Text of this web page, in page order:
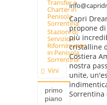
Transfer e
Charter in
Penisola
Sorrentina
Stazioni di
Servizio e
Rifornimento
in Penisola
Sorrentina
Vini
primo
piano
Capri
propone
più
cristalline
Costiera
nostra
unite,
Sorrentina